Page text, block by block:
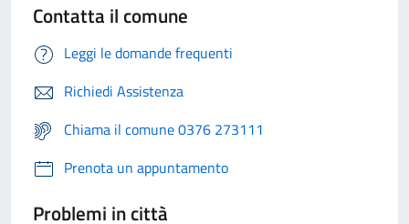
Contatta il comune
Leggi le domande frequenti
Richiedi Assistenza
Chiama il comune 0376 273111
Prenota un appuntamento
Problemi in città